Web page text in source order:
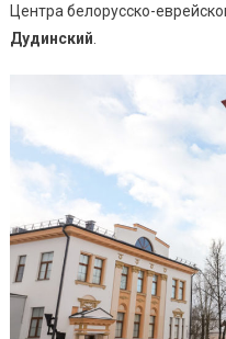
Центра белорусско-
Дудинский